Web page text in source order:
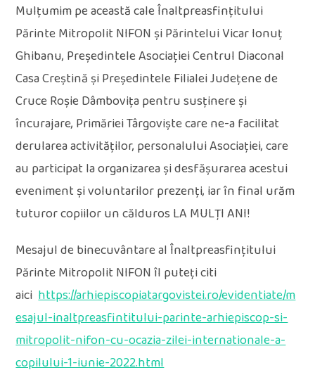
Mulțumim pe această cale Înaltpreasfințitului
Părinte Mitropolit NIFON și Părintelui Vicar Ionuț
Ghibanu, Președintele Asociației Centrul Diaconal
Casa Creștină și Președintele Filialei Județene de
Cruce Roșie Dâmbovița pentru susținere și
încurajare, Primăriei Târgoviște care ne-a facilitat
derularea activităților, personalului Asociației, care
au participat la organizarea și desfășurarea acestui
eveniment și voluntarilor prezenți, iar în final urăm
tuturor copiilor un călduros LA MULȚI ANI!
Mesajul de binecuvântare al Înaltpreasfințitului
Părinte Mitropolit NIFON îl puteți citi
aicihttps://arhiepiscopiatargovistei.ro/evidentiate/m
esajul-inaltpreasfintitului-parinte-arhiepiscop-si-
mitropolit-nifon-cu-ocazia-zilei-internationale-a-
copilului-1-iunie-2022.html